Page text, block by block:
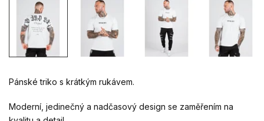
Pánské triko s krátkým rukávem.
Moderní, jedinečný a nadčasový design se zaměřením na